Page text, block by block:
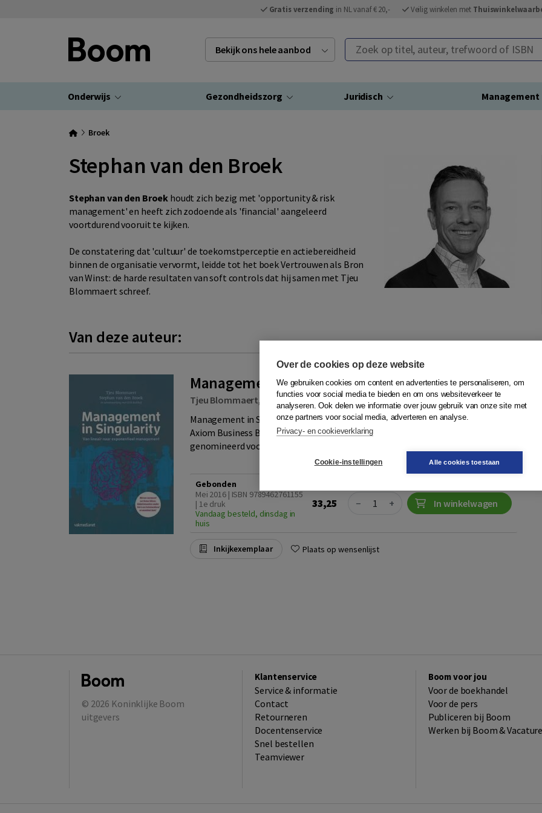
Gratis verzending in NL vanaf € 20,- Veilig winkelen met
Bekijk ons hele aanbod Zoek op titel, auteur, trefwoord of ISBN
Onderwijs Gezondheidszorg Juridisch Management
Broek
Stephan van den Broek
Stephan van den Broek houdt zich bezig met 'opportunity & risk
management' en heeft zich zodoende als 'financial' aangeleerd
voortdurend vooruit te kijken.
De constatering dat 'cultuur' de toekomstperceptie en actiebereidheid
binnen de organisatie vervormt, leidde tot het boek Vertrouwen als Bron
van Winst: de harde resultaten van soft controls dat hij samen met Tjeu
Blommaert schreef.
Van deze auteur:
Management in singularity
Tjeu Blommaert, Stephan van den Broek,Erik Kolthof |Boom
Management in Singularity heeft in de category Business Technology de Silver
Axiom Business Book Award 2018 ontvangen. Management in Singularity was
genomineerd voor Managementboek van het Jaar...
Gebonden
Mei 2016 | ISBN 9789462761155
| 1e druk
Vandaag besteld, dinsdag in
huis
33,25 Quantity
− + In winkelwagen
Inkijkexemplaar Plaats op wensenlijst
© 2026 Koninklijke Boom
uitgevers
Klantenservice
Service & informatie
Contact
Retourneren
Docentenservice
Snel bestellen
Teamviewer
Boom voor jou
Voor de boekhandel
Voor de pers
Publiceren bij Boom
Werken bij Boom &
Over de cookies op deze website
We gebruiken cookies om content en advertenties te personaliseren, om
functies voor social media te bieden en om ons websiteverkeer te
analyseren. Ook delen we informatie over jouw gebruik van onze site met
onze partners voor social media, adverteren en analyse.
Privacy- en cookieverklaring
Cookie-instellingen Alle cookies toestaan